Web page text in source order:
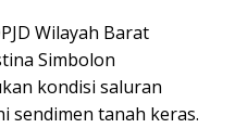
Wilayah Barat
Simbolon
kondisi saluran
sendimen tanah keras.